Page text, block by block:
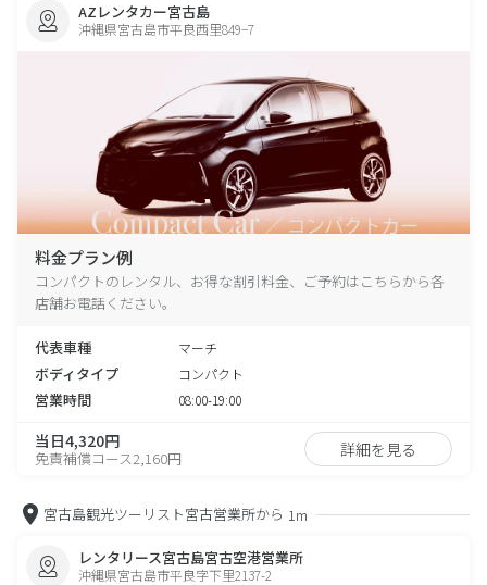
AZレンタカー宮古島
沖縄県宮古島市平良西里849−7
料金プラン例
コンパクトのレンタル、お得な割引料金、ご予約はこちらから各
店舗お電話ください。
代表車種 マーチ
ボディタイプ コンパクト
営業時間 08:00-19:00
当日4,320円
免責補償コース2,160円 詳細を見る
宮古島観光ツーリスト宮古営業所から 1m
レンタリース宮古島宮古空港営業所
沖縄県宮古島市平良字下里2137-2